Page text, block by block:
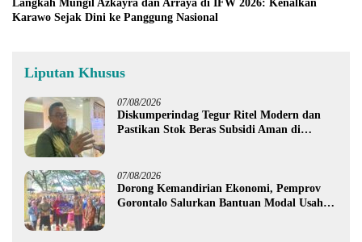
Langkah Mungil Azkayra dan Arraya di IFW 2026: Kenalkan
Karawo Sejak Dini ke Panggung Nasional
Liputan Khusus
07/08/2026
Diskumperindag Tegur Ritel Modern dan
Pastikan Stok Beras Subsidi Aman di
07/08/2026
Dorong Kemandirian Ekonomi, Pemprov
Gorontalo Salurkan Bantuan Modal Usaha